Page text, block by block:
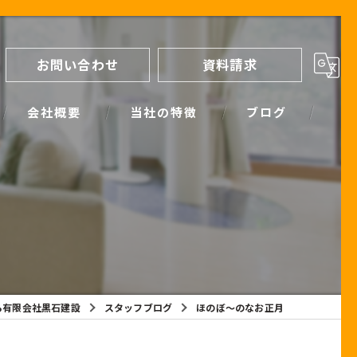
お問い合わせ 資料請求
会社概要 当社の特徴
間取り
断熱
ブログ
スタッフブログ
限会社黒石建設 スタッフブログ ほのぼ～のなお正月